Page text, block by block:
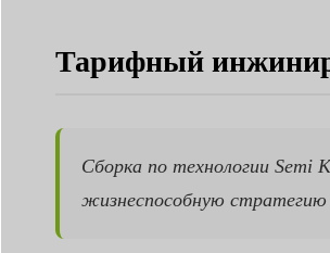
Тарифный
Сборка по технологии Semi
жизнеспособную стратегию